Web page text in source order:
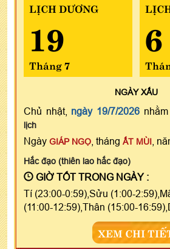
LỊCH DƯƠNG
19
Tháng 7
6
NGÀYXẤU
Chủ nhật, ngày 19/7/2026
lịch
Ngày GIÁP NGỌ , tháng ẤT MÙI ,
Hắc đạo (thiên lao hắc đạo)
GIỜ TỐT TRONG NGÀY :
Tí (23:00-0:59),Sửu (1:00-
(11:00-12:59),Thân (15:00-
XEM CHI